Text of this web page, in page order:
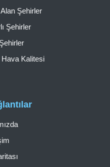
Şehirler
Şehirler
Kalitesi